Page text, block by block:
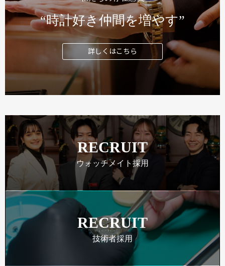
“時計好き仲間を増やす”
詳しくはこちら
RECRUIT
ウォッチメイト採用
RECRUIT
技術者採用